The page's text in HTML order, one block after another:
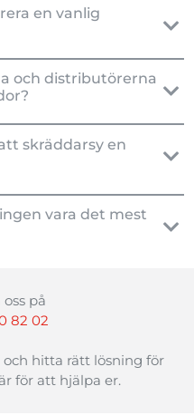
en vanlig
och distributörerna
skräddarsy en
vara det mest
på
82 02
hitta rätt lösning för
för att hjälpa er.